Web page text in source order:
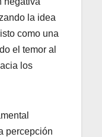
la idea
como una
el temor al
los
percepción